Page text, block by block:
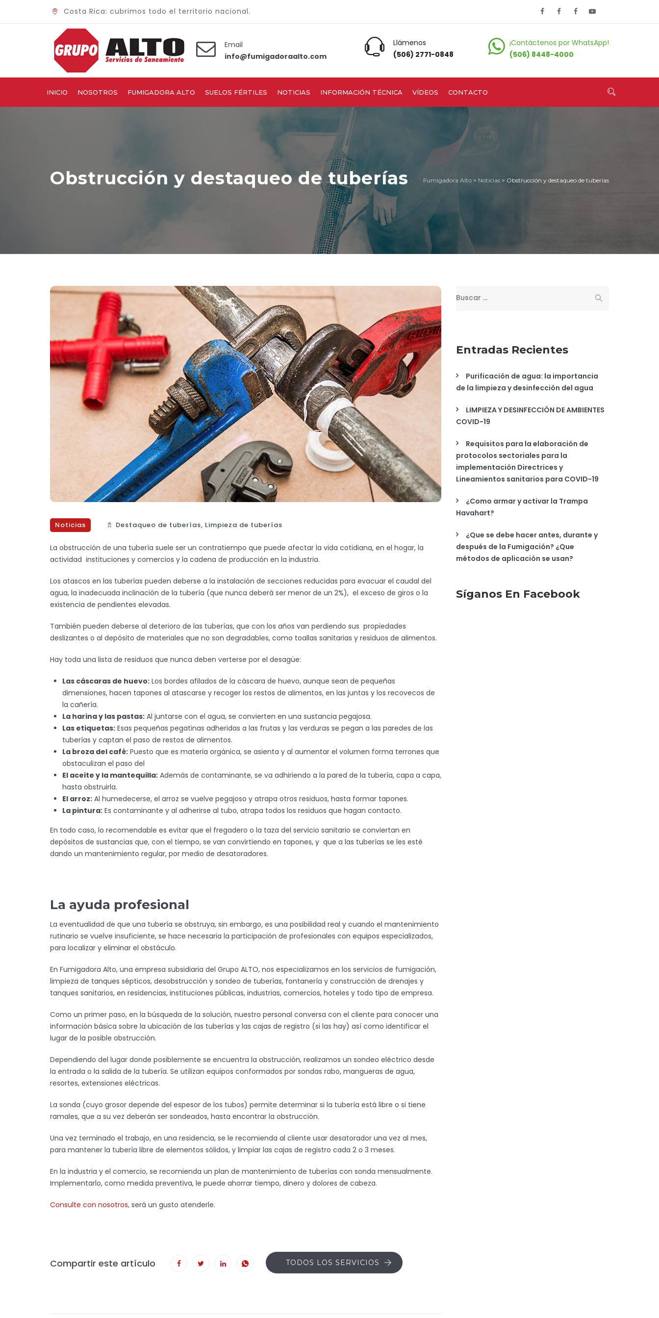
Costa Rica: cubrimos todo el territorio nacional.
Email
info@fumigadoraalto.com
Llámenos
(506) 2771-0848
¡Contáctenos por WhatsApp!
(506) 8448-4000
INICIO NOSOTROS FUMIGADORA ALTO SUELOS FÉRTILES NOTICIAS INFORMACIÓN TÉCNICA VÍDEOS CONTACTO
Obstrucción y destaqueo de tuberías Fumigadora Alto > Noticias > Obstrucción y destaqueo de tuberías
Noticias Destaqueo de tuberías, Limpieza de tuberías
La obstrucción de una tubería suele ser un contratiempo que puede afectar la vida cotidiana, en el hogar, la
actividad instituciones y comercios y la cadena de producción en la industria.
Los atascos en las tuberías pueden deberse a la instalación de secciones reducidas para evacuar el caudal del
agua, la inadecuada inclinación de la tubería (que nunca deberá ser menor de un 2%), el exceso de giros o la
existencia de pendientes elevadas.
También pueden deberse al deterioro de las tuberías, que con los años van perdiendo sus propiedades
deslizantes o al depósito de materiales que no son degradables, como toallas sanitarias y residuos de alimentos.
Hay toda una lista de residuos que nunca deben verterse por el desagüe:
Las cáscaras de huevo: Los bordes afilados de la cáscara de huevo, aunque sean de pequeñas
dimensiones, hacen tapones al atascarse y recoger los restos de alimentos, en las juntas y los recovecos de
la cañería.
La harina y las pastas: Al juntarse con el agua, se convierten en una sustancia pegajosa.
Las etiquetas: Esas pequeñas pegatinas adheridas a las frutas y las verduras se pegan a las paredes de las
tuberías y captan el paso de restos de alimentos.
La broza del café: Puesto que es materia orgánica, se asienta y al aumentar el volumen forma terrones que
obstaculizan el paso del
El aceite y la mantequilla: Además de contaminante, se va adhiriendo a la pared de la tubería, capa a capa,
hasta obstruirla.
El arroz: Al humedecerse, el arroz se vuelve pegajoso y atrapa otros residuos, hasta formar tapones.
La pintura: Es contaminante y al adherirse al tubo, atrapa todos los residuos que hagan contacto.
En todo caso, lo recomendable es evitar que el fregadero o la taza del servicio sanitario se conviertan en
depósitos de sustancias que, con el tiempo, se van convirtiendo en tapones, y que a las tuberías se les esté
dando un mantenimiento regular, por medio de desatoradores.
La ayuda profesional
La eventualidad de que una tubería se obstruya, sin embargo, es una posibilidad real y cuando el mantenimiento
rutinario se vuelve insuficiente, se hace necesaria la participación de profesionales con equipos especializados,
para localizar y eliminar el obstáculo.
En Fumigadora Alto, una empresa subsidiaria del Grupo ALTO, nos especializamos en los servicios de fumigación,
limpieza de tanques sépticos, desobstrucción y sondeo de tuberías, fontanería y construcción de drenajes y
tanques sanitarios, en residencias, instituciones públicas, industrias, comercios, hoteles y todo tipo de empresa.
Como un primer paso, en la búsqueda de la solución, nuestro personal conversa con el cliente para conocer una
información básica sobre la ubicación de las tuberías y las cajas de registro (si las hay) así como identificar el
lugar de la posible obstrucción.
Dependiendo del lugar donde posiblemente se encuentra la obstrucción, realizamos un sondeo eléctrico desde
la entrada o la salida de la tubería. Se utilizan equipos conformados por sondas rabo, mangueras de agua,
resortes, extensiones eléctricas.
La sonda (cuyo grosor depende del espesor de los tubos) permite determinar si la tubería está libre o si tiene
ramales, que a su vez deberán ser sondeados, hasta encontrar la obstrucción.
Una vez terminado el trabajo, en una residencia, se le recomienda al cliente usar desatorador una vez al mes,
para mantener la tubería libre de elementos sólidos, y limpiar las cajas de registro cada 2 o 3 meses.
En la industria y el comercio, se recomienda un plan de mantenimiento de tuberías con sonda mensualmente.
Implementarlo, como medida preventiva, le puede ahorrar tiempo, dinero y dolores de cabeza.
Consulte con nosotros, será un gusto atenderle.
Compartir este artículo TODOS LOS SERVICIOS
Entradas Recientes
Purificación de agua: la importancia
de la limpieza y desinfección del agua
LIMPIEZA Y DESINFECCIÓN DE AMBIENTES
COVID-19
Requisitos para la elaboración de
protocolos sectoriales para la
implementación Directrices y
Lineamientos sanitarios para COVID-19
¿Como armar y activar la Trampa
Havahart?
¿Que se debe hacer antes, durante y
después de la Fumigación? ¿Que
métodos de aplicación se usan?
Síganos En Facebook